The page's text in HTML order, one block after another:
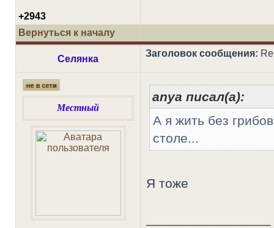
+2943
Вернуться к началу
Селянка
Заголовок сообщения:
Местный
anya писал(а):
А я жить без
столе...
Я тоже